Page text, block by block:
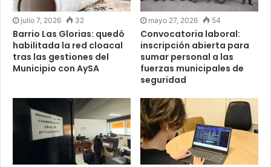
julio 7, 2026 32
Barrio Las Glorias: quedó
habilitada la red cloacal
tras las gestiones del
Municipio con AySA
mayo 27, 2026 54
Convocatoria laboral:
inscripción abierta para
sumar personal a las
fuerzas municipales de
seguridad